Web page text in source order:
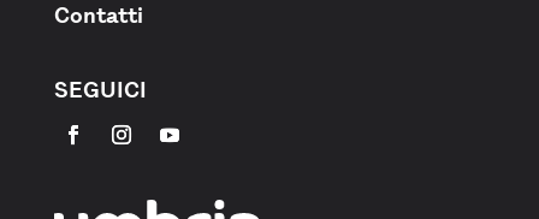
Contatti
SEGUICI